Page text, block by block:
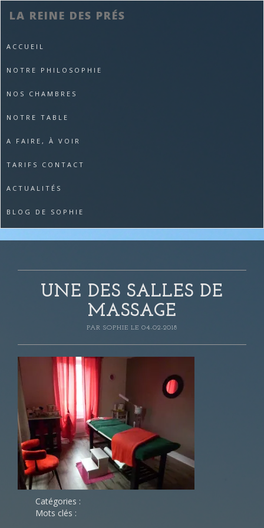
LA REINE DES PRÉS
ACCUEIL
NOTRE PHILOSOPHIE
NOS CHAMBRES
NOTRE TABLE
A FAIRE, À VOIR
TARIFS CONTACT
ACTUALITÉS
BLOG DE SOPHIE
UNE DES SALLES DE
MASSAGE
PAR SOPHIE LE 04-02-2018
Catégories :
Mots clés :